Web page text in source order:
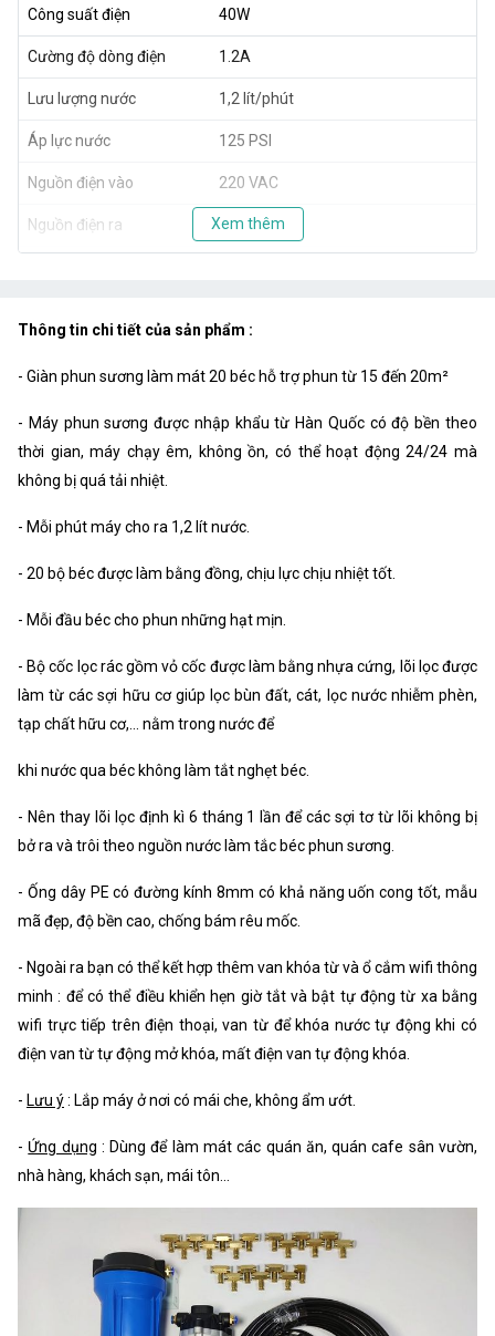
Công suất điện 40W
Cường độ dòng điện 1.2A
Lưu lượng nước 1,2 lít/phút
Áp lực nước 125 PSI
Nguồn điện vào 220 VAC
Nguồn điện ra 24 VDC
Xem thêm
Thông tin chi tiết của sản phẩm :
- Giàn phun sương làm mát 20 béc hỗ trợ phun từ 15 đến 20m²
- Máy phun sương được nhập khẩu từ Hàn Quốc có độ bền theo
thời gian, máy chạy êm, không ồn, có thể hoạt động 24/24 mà
không bị quá tải nhiệt.
- Mỗi phút máy cho ra 1,2 lít nước.
- 20 bộ béc được làm bằng đồng, chịu lực chịu nhiệt tốt.
- Mỗi đầu béc cho phun những hạt mịn.
- Bộ cốc lọc rác gồm vỏ cốc được làm bằng nhựa cứng, lõi lọc được
làm từ các sợi hữu cơ giúp lọc bùn đất, cát, lọc nước nhiễm phèn,
tạp chất hữu cơ,… nằm trong nước để
khi nước qua béc không làm tắt nghẹt béc.
- Nên thay lõi lọc định kì 6 tháng 1 lần để các sợi tơ từ lõi không bị
bở ra và trôi theo nguồn nước làm tắc béc phun sương.
- Ống dây PE có đường kính 8mm có khả năng uốn cong tốt, mẫu
mã đẹp, độ bền cao, chống bám rêu mốc.
- Ngoài ra bạn có thể kết hợp thêm van khóa từ và ổ cắm wifi thông
minh : để có thể điều khiển hẹn giờ tắt và bật tự động từ xa bằng
wifi trực tiếp trên điện thoại, van từ để khóa nước tự động khi có
điện van từ tự động mở khóa, mất điện van tự động khóa.
- Lưu ý: Lắp máy ở nơi có mái che, không ẩm ướt.
- Ứng dụng : Dùng để làm mát các quán ăn, quán cafe sân vườn,
nhà hàng, khách sạn, mái tôn...